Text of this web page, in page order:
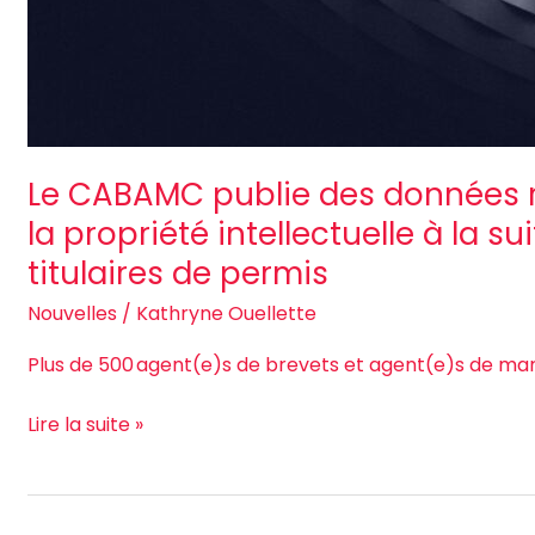
Le CABAMC publie des
la propriété intellectuelle à la
titulaires de permis
Nouvelles / Kathryne Ouellette
Plus de 500 agent(e)s de brevets et agent(e)s de
Lire la suite »